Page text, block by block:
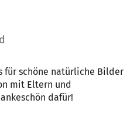
für schöne natürliche Bilder
mit Eltern und
dafür!